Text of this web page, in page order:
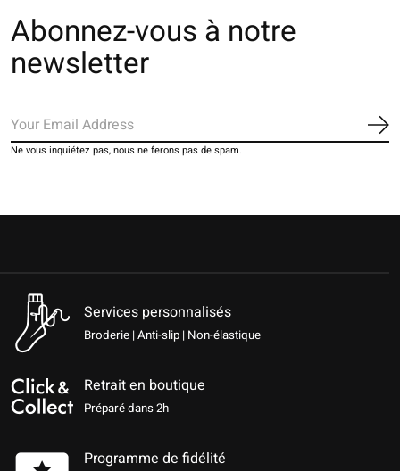
Abonnez-vous à notre
newsletter
Ne vous inquiétez pas, nous ne ferons pas de spam.
Services personnalisés
Broderie | Anti-slip | Non-élastique
Retrait en boutique
Préparé dans 2h
Programme de fidélité